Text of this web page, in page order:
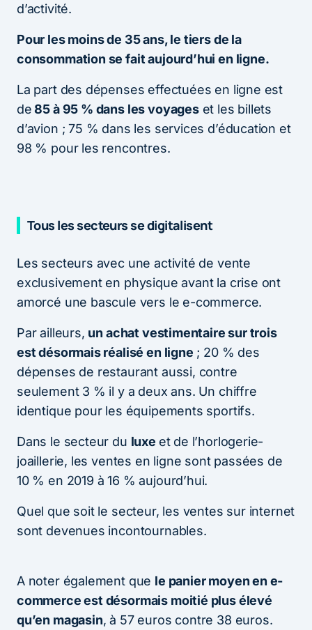
d’activité.
Pour les moins de 35 ans, le tiers de la
consommation se fait aujourd’hui en ligne.
La part des dépenses effectuées en ligne est
de85 à 95 % dans les voyageset les billets
d’avion ; 75 % dans les services d’éducation et
98 % pour les rencontres.
Tous les secteurs se digitalisent
Les secteurs avec une activité de vente
exclusivement en physique avant la crise ont
amorcé une bascule vers le e-commerce.
Par ailleurs, un achat vestimentaire sur trois
est désormais réalisé en ligne ; 20 % des
dépenses de restaurant aussi, contre
seulement 3 % il y a deux ans. Un chiffre
identique pour les équipements sportifs.
Dans le secteur du luxe et de l’horlogerie-
joaillerie, les ventes en ligne sont passées de
10 % en 2019 à 16 % aujourd’hui.
Quel que soit le secteur, les ventes sur internet
sont devenues incontournables.
A noter également que le panier moyen en e-
commerce est désormais moitié plus élevé
qu’en magasin, à 57 euros contre 38 euros.